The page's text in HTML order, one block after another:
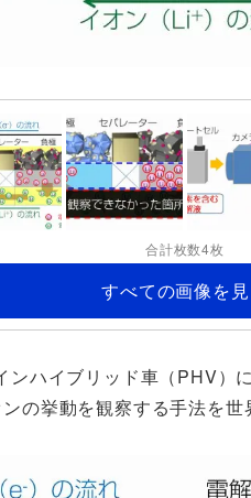
合計枚数4枚
すべての画像を
ンハイブリッド車（PHV
の挙動を観察する手法を世